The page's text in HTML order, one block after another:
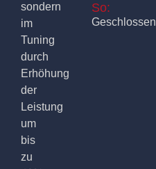
sondern
im
Tuning
durch
Erhöhung
der
Leistung
um
bis
zu
So:
Geschlossen